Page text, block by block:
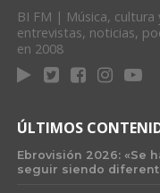
BI FM | Música,
entrevistas, noticias,
en 2008
ÚLTIMOS
Ebrovisión 2026: «Se
seguir siendo